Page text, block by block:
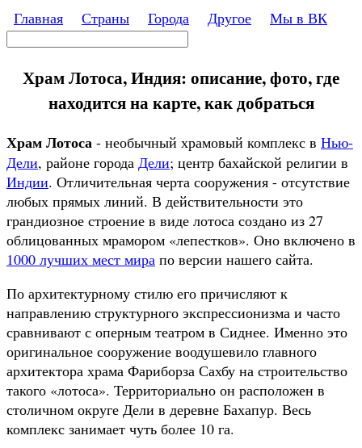
Перейти к основному содержанию
Главная Страны Города Другое Мы в ВК
Поиск
Храм Лотоса, Индия: описание, фото, где
находится на карте, как добраться
Храм Лотоса - необычный храмовый комплекс в Нью-
Дели, районе города Дели; центр бахайской религии в
Индии. Отличительная черта сооружения - отсутствие
любых прямых линий. В действительности это
грандиозное строение в виде лотоса создано из 27
облицованных мрамором «лепестков». Оно включено в
1000 лучших мест мира по версии нашего сайта.
По архитектурному стилю его причисляют к
направлению структурного экспрессионизма и часто
сравнивают с оперным театром в Сиднее. Именно это
оригинальное сооружение воодушевило главного
архитектора храма Фариборза Сахбу на строительство
такого «лотоса». Территориально он расположен в
столичном округе Дели в деревне Бахапур. Весь
комплекс занимает чуть более 10 га.